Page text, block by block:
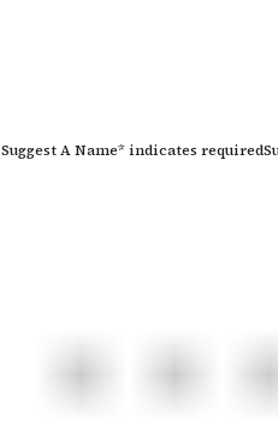
Suggest A Name* indicates